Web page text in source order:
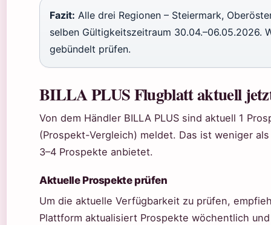
Fazit: Alle drei Regionen – Steiermark,
selben Gültigkeitszeitraum 30.04.–06.05.2026.
gebündelt prüfen.
BILLA PLUS Flugblatt aktuell
Von dem Händler BILLA PLUS sind aktuell 1
(Prospekt-Vergleich) meldet. Das ist weniger
3–4 Prospekte anbietet.
Aktuelle Prospekte prüfen
Um die aktuelle Verfügbarkeit zu prüfen,
Plattform aktualisiert Prospekte wöchentlich